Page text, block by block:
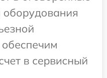
оборудования
в сервисный